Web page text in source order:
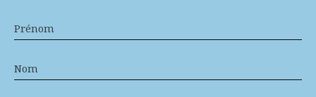
Prénom
Nom